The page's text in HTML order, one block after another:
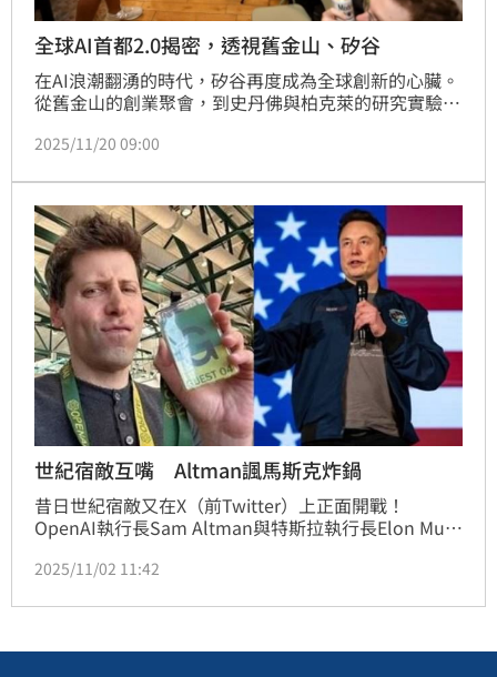
全球AI首都2.0揭密，透視舊金山、矽谷
在AI浪潮翻湧的時代，矽谷再度成為全球創新的心臟。
從舊金山的創業聚會，到史丹佛與柏克萊的研究實驗
革命悄然成形。這裡不僅是OpenAI的誕生地，更是生
聚，形成以舊金山與矽谷為雙軸的全球AI首都圈。
2025/11/20 09:00
世紀宿敵互嘴 Altman諷馬斯克炸鍋
昔日世紀宿敵又在X（前Twitter）上正面開戰！
OpenAI執行長Sam Altman與特斯拉執行長Elon Musk
拉車等了7.5年」的抱怨信開打，到「你偷了非營利組
2025/11/02 11:42